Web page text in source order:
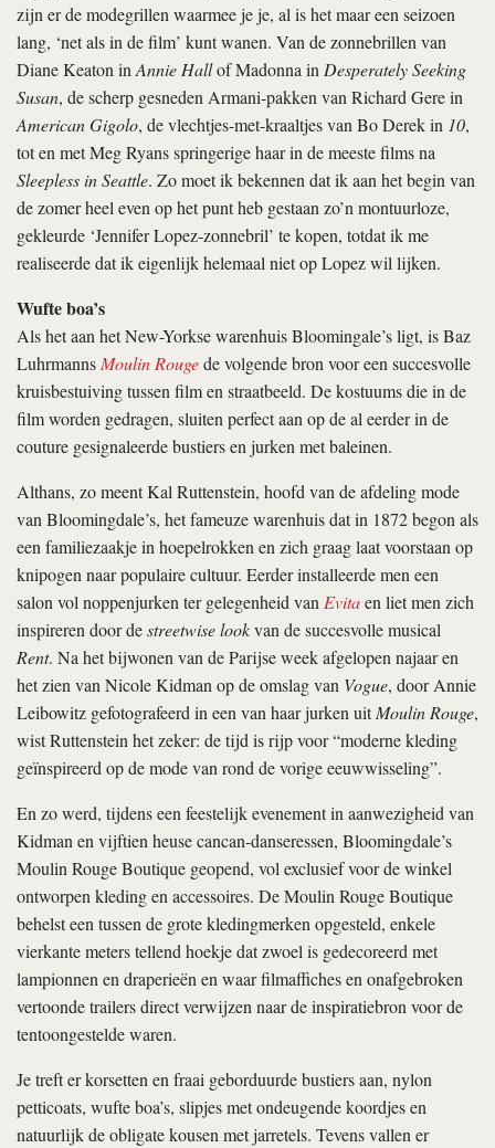
zijn er de modegrillen waarmee je je, al is het maar een seizoen
lang, ‘net als in de film’ kunt wanen. Van de zonnebrillen van
Diane Keaton in Annie Hallof Madonna in Desperately Seeking
Susan, de scherp gesneden Armani-pakken van Richard Gere in
American Gigolo, de vlechtjes-met-kraaltjes van Bo Derek in 10,
tot en met Meg Ryans springerige haar in de meeste films na
Sleepless in Seattle. Zo moet ik bekennen dat ik aan het begin van
de zomer heel even op het punt heb gestaan zo’n montuurloze,
gekleurde ‘Jennifer Lopez-zonnebril’ te kopen, totdat ik me
realiseerde dat ik eigenlijk helemaal niet op Lopez wil lijken.
Wufte boa’s
Als het aan het New-Yorkse warenhuis Bloomingale’s ligt, is Baz
Luhrmanns Moulin Rougede volgende bron voor een succesvolle
kruisbestuiving tussen film en straatbeeld. De kostuums die in de
film worden gedragen, sluiten perfect aan op de al eerder in de
couture gesignaleerde bustiers en jurken met baleinen.
Althans, zo meent Kal Ruttenstein, hoofd van de afdeling mode
van Bloomingdale’s, het fameuze warenhuis dat in 1872 begon als
een familiezaakje in hoepelrokken en zich graag laat voorstaan op
knipogen naar populaire cultuur. Eerder installeerde men een
salon vol noppenjurken ter gelegenheid van Evitaen liet men zich
inspireren door destreetwise lookvan de succesvolle musical
Rent. Na het bijwonen van de Parijse week afgelopen najaar en
het zien van Nicole Kidman op de omslag van Vogue, door Annie
Leibowitz gefotografeerd in een van haar jurken uitMoulin Rouge,
wist Ruttenstein het zeker: de tijd is rijp voor “moderne kleding
geïnspireerd op de mode van rond de vorige eeuwwisseling”.
En zo werd, tijdens een feestelijk evenement in aanwezigheid van
Kidman en vijftien heuse cancan-danseressen, Bloomingdale’s
Moulin Rouge Boutique geopend, vol exclusief voor de winkel
ontworpen kleding en accessoires. De Moulin Rouge Boutique
behelst een tussen de grote kledingmerken opgesteld, enkele
vierkante meters tellend hoekje dat zwoel is gedecoreerd met
lampionnen en draperieën en waar filmaffiches en onafgebroken
vertoonde trailers direct verwijzen naar de inspiratiebron voor de
tentoongestelde waren.
Je treft er korsetten en fraai geborduurde bustiers aan, nylon
petticoats, wufte boa’s, slipjes met ondeugende koordjes en
natuurlijk de obligate kousen met jarretels. Tevens vallen er